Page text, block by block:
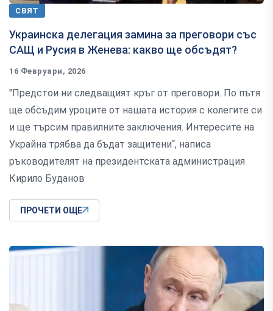
СВЯТ
Украинска делегация замина за преговори със
САЩ и Русия в Женева: какво ще обсъдят?
16 Февруари, 2026
"Предстои ни следващият кръг от преговори. По пътя
ще обсъдим уроците от нашата история с колегите си
и ще търсим правилните заключения. Интересите на
Украйна трябва да бъдат защитени“, написа
ръководителят на президентската администрация
Кирило Буданов
ПРОЧЕТИ ОЩЕ